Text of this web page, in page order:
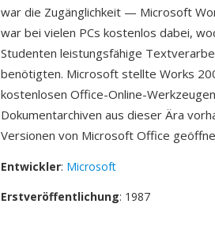
war die Zugänglichkeit — Microsoft
war bei vielen PCs kostenlos dabei,
Studenten leistungsfähige
benötigten. Microsoft stellte Works
kostenlosen Office-Online-
Dokumentarchiven aus dieser Ära
Versionen von Microsoft Office
Entwickler: Microsoft
Erstveröffentlichung: 1987